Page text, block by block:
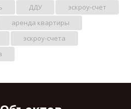
ДДУ
эскроу-счет
аренда квартиры
эскроу-счета